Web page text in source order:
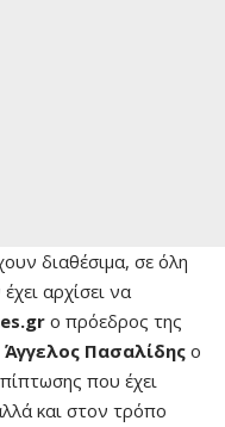
διαθέσιμα, σε όλη
αρχίσει να
o πρόεδρος της
Άγγελος Πασαλίδης ο
που έχει
και στον τρόπο